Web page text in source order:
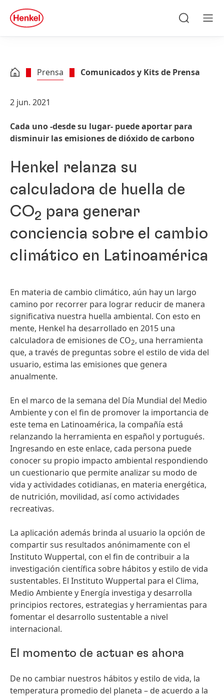
Skip to footer
quick
search
Prensa Comunicados y Kits de Prensa
2 jun. 2021
Cada uno -desde su lugar- puede aportar para
disminuir las emisiones de dióxido de carbono
Henkel relanza su
calculadora de huella de
CO2 para generar
conciencia sobre el cambio
climático en Latinoamérica
En materia de cambio climático, aún hay un largo
camino por recorrer para lograr reducir de manera
significativa nuestra huella ambiental. Con esto en
mente, Henkel ha desarrollado en 2015 una
calculadora de emisiones de CO2, una herramienta
que, a través de preguntas sobre el estilo de vida del
usuario, estima las emisiones que genera
anualmente.
En el marco de la semana del Día Mundial del Medio
Ambiente y con el fin de promover la importancia de
este tema en Latinoamérica, la compañía está
relanzando la herramienta en español y portugués.
Ingresando en este enlace, cada persona puede
conocer su propio impacto ambiental respondiendo
un cuestionario que permite analizar su modo de
vida y actividades cotidianas, en materia energética,
de nutrición, movilidad, así como actividades
recreativas.
La aplicación además brinda al usuario la opción de
compartir sus resultados anónimamente con el
Instituto Wuppertal, con el fin de contribuir a la
investigación científica sobre hábitos y estilo de vida
sustentables. El Instituto Wuppertal para el Clima,
Medio Ambiente y Energía investiga y desarrolla
principios rectores, estrategias y herramientas para
fomentar el desarrollo sustentable a nivel
internacional.
El momento de actuar es ahora
De no cambiar nuestros hábitos y estilo de vida, la
temperatura promedio del planeta – de acuerdo a la